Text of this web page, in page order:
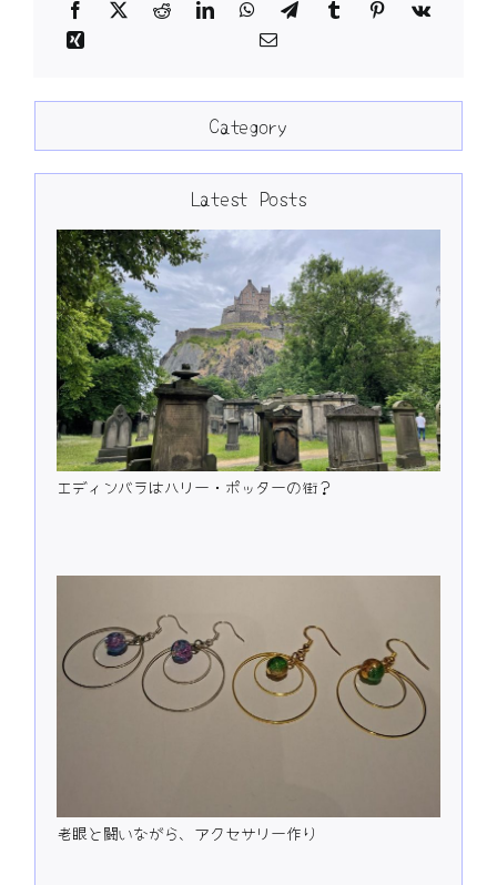
Category
Latest Posts
エディンバラはハリー・ポッターの街？
老眼と闘いながら、アクセサリー作り